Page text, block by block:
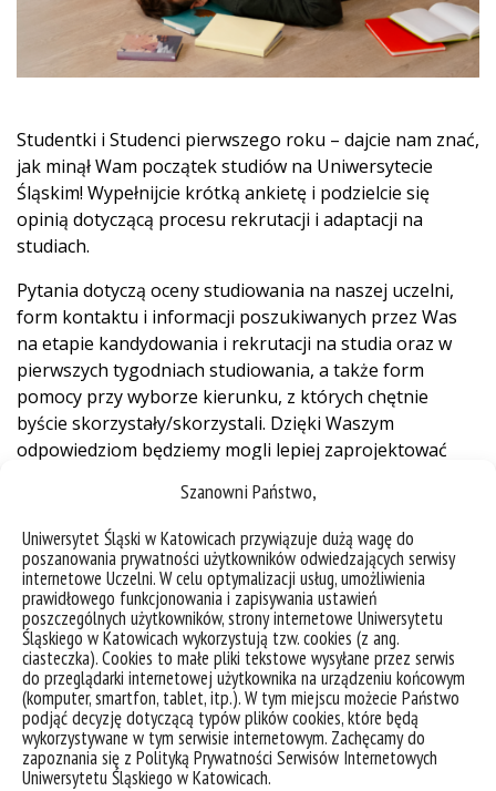
Szanowni Państwo,
Uniwersytet Śląski w Katowicach przywiązuje dużą wagę do
poszanowania prywatności użytkowników odwiedzających serwisy
internetowe Uczelni. W celu optymalizacji usług, umożliwienia
prawidłowego funkcjonowania i zapisywania ustawień
poszczególnych użytkowników, strony internetowe Uniwersytetu
Śląskiego w Katowicach wykorzystują tzw. cookies (z ang.
ciasteczka). Cookies to małe pliki tekstowe wysyłane przez serwis
do przeglądarki internetowej użytkownika na urządzeniu końcowym
(komputer, smartfon, tablet, itp.). W tym miejscu możecie Państwo
podjąć decyzję dotyczącą typów plików cookies, które będą
wykorzystywane w tym serwisie internetowym. Zachęcamy do
zapoznania się z Polityką Prywatności Serwisów Internetowych
Uniwersytetu Śląskiego w Katowicach.
Studentki i Studenci pierwszego roku – dajcie nam znać,
jak minął Wam początek studiów na Uniwersytecie
Śląskim! Wypełnijcie krótką ankietę i podzielcie się
opinią dotyczącą procesu rekrutacji i adaptacji na
studiach.
Pytania dotyczą oceny studiowania na naszej uczelni,
form kontaktu i informacji poszukiwanych przez Was
na etapie kandydowania i rekrutacji na studia oraz w
pierwszych tygodniach studiowania, a także form
pomocy przy wyborze kierunku, z których chętnie
byście skorzystały/skorzystali. Dzięki Waszym
odpowiedziom będziemy mogli lepiej zaprojektować
zbiorczo.
Kwestionariusz dostępny jestpod linkiem(po
zalogowaniu się do systemu USOS).
Dziękujemy za Wasze zaangażowanie!